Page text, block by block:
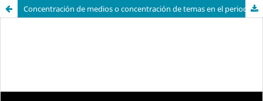
Concentración de medios o concentración de temas en el periodismo digital peruano. Un acercamiento cuantitativo al problema